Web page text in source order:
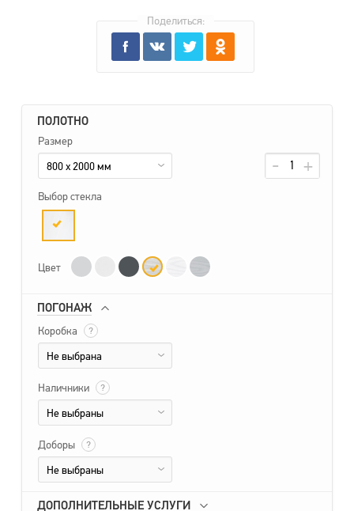
ПОЛОТНО
Размер
800 x 2000 мм
Выбор стекла
Цвет
ПОГОНАЖ
Коробка ?
Не выбрана
Наличники ?
Не выбраны
Доборы ?
Не выбраны
ДОПОЛНИТЕЛЬНЫЕ УСЛУГИ
Поделиться: